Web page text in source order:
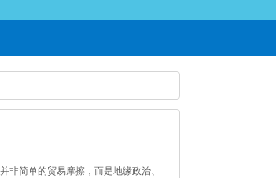
非简单的贸易摩擦，而是地缘政治、